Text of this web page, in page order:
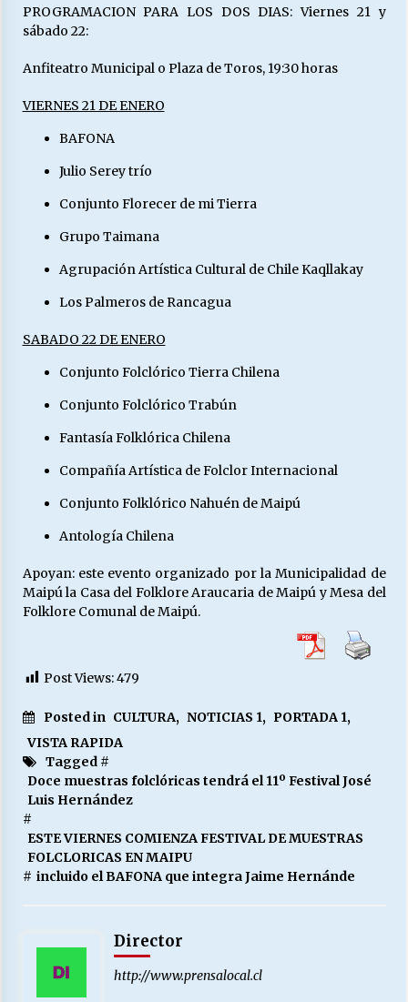
PROGRAMACION PARA LOS DOS DIAS: Viernes 21 y
sábado 22:
Anfiteatro Municipal o Plaza de Toros, 19:30 horas
VIERNES 21 DE ENERO
BAFONA
Julio Serey trío
Conjunto Florecer de mi Tierra
Grupo Taimana
Agrupación Artística Cultural de Chile Kaqllakay
Los Palmeros de Rancagua
SABADO 22 DE ENERO
Conjunto Folclórico Tierra Chilena
Conjunto Folclórico Trabún
Fantasía Folklórica Chilena
Compañía Artística de Folclor Internacional
Conjunto Folklórico Nahuén de Maipú
Antología Chilena
Apoyan: este evento organizado por la Municipalidad de
Maipú la Casa del Folklore Araucaria de Maipú y Mesa del
Folklore Comunal de Maipú.
Post Views:479
Posted in CULTURA, NOTICIAS 1, PORTADA 1,
VISTA RAPIDA
Tagged #
Doce muestras folclóricas tendrá el 11º Festival José
Luis Hernández
#
ESTE VIERNES COMIENZA FESTIVAL DE MUESTRAS
FOLCLORICAS EN MAIPU
# incluido el BAFONA que integra Jaime Hernánde
Director
http://www.prensalocal.cl